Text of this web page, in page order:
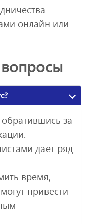
онлайн или
за
дает ряд
время,
привести